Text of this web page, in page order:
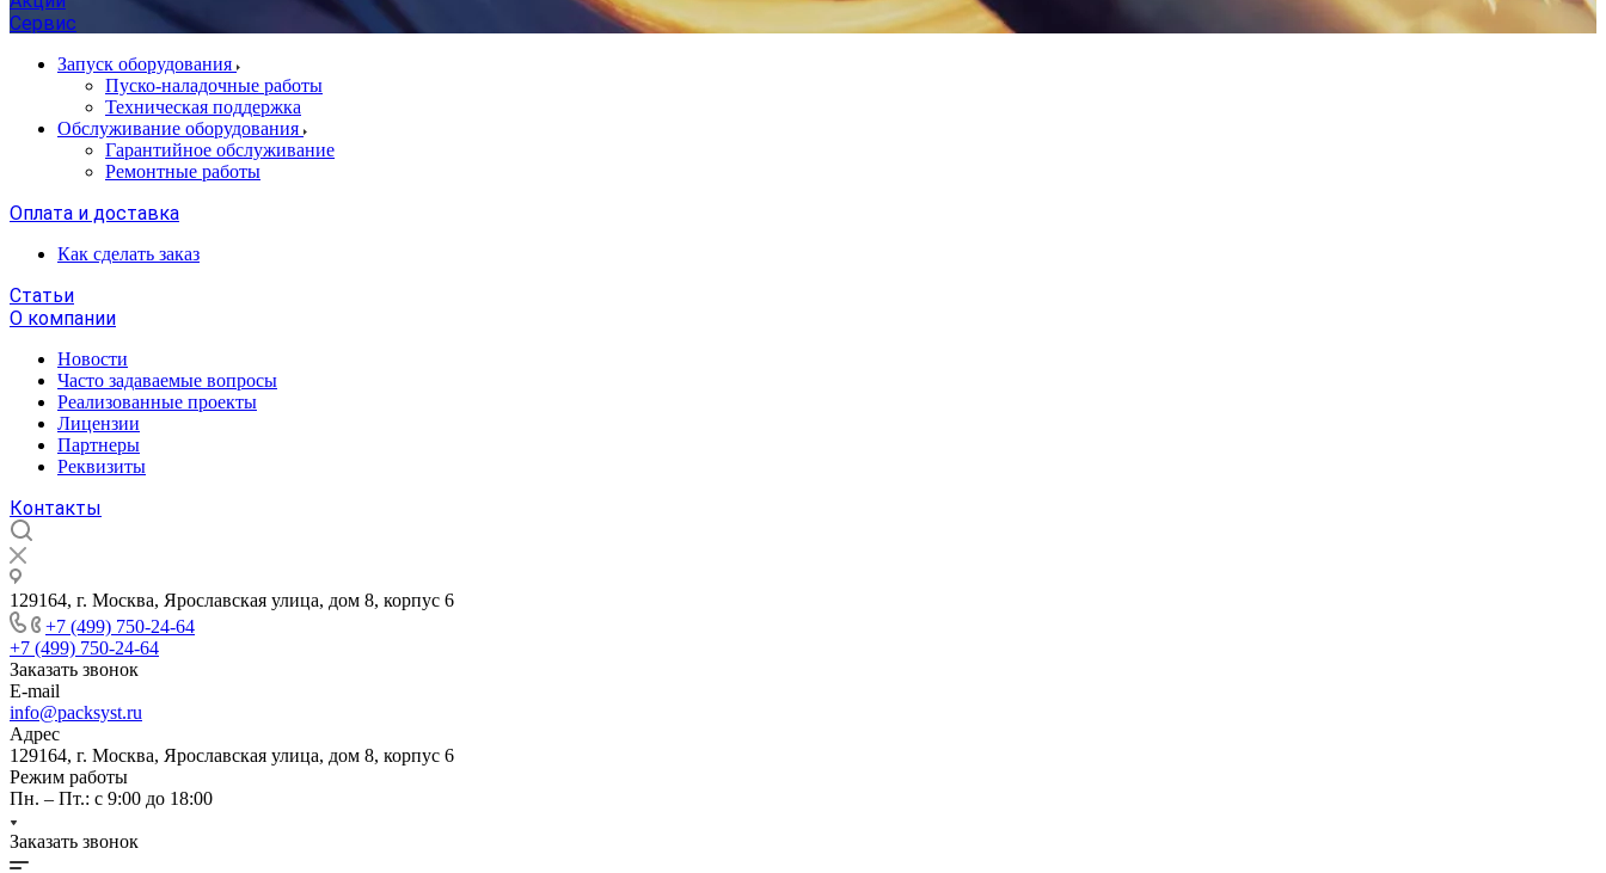
Сервис
Запуск оборудования
Пуско-наладочные работы
Техническая поддержка
Обслуживание оборудования
Гарантийное обслуживание
Ремонтные работы
Оплата и доставка
Как сделать заказ
Статьи
О компании
Новости
Часто задаваемые вопросы
Реализованные проекты
Лицензии
Партнеры
Реквизиты
Контакты
129164, г. Москва, Ярославская улица, дом 8, корпус 6
+7 (499) 750-24-64
+7 (499) 750-24-64
Заказать звонок
E-mail
info@packsyst.ru
Адрес
129164, г. Москва, Ярославская улица, дом 8, корпус 6
Режим работы
Пн. – Пт.: с 9:00 до 18:00
Заказать звонок